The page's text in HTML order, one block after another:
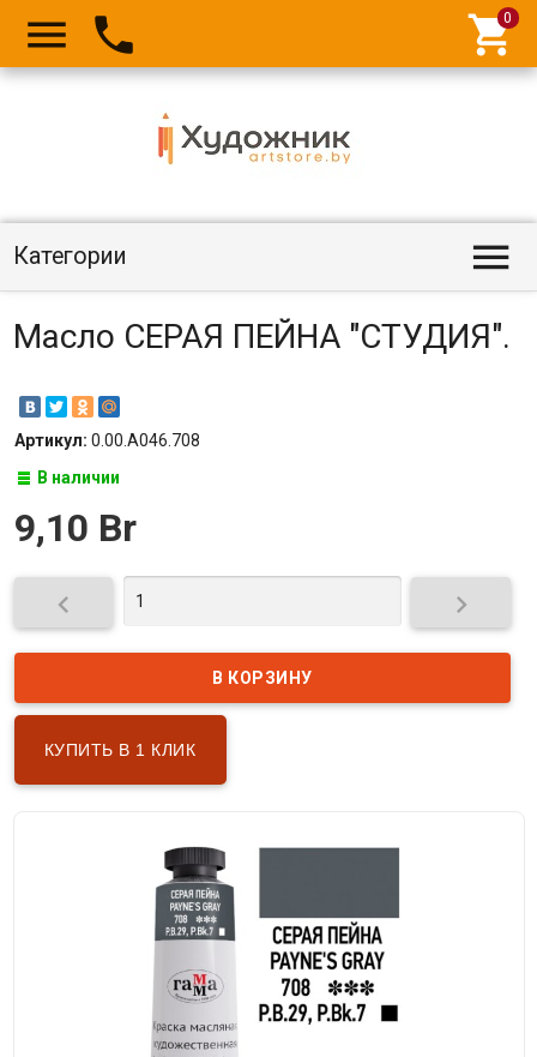
  
Категории 
Масло СЕРАЯ ПЕЙНА "СТУДИЯ".
Артикул: 0.00.А046.708
В наличии
9,10 Br
 
КУПИТЬ В 1 КЛИК